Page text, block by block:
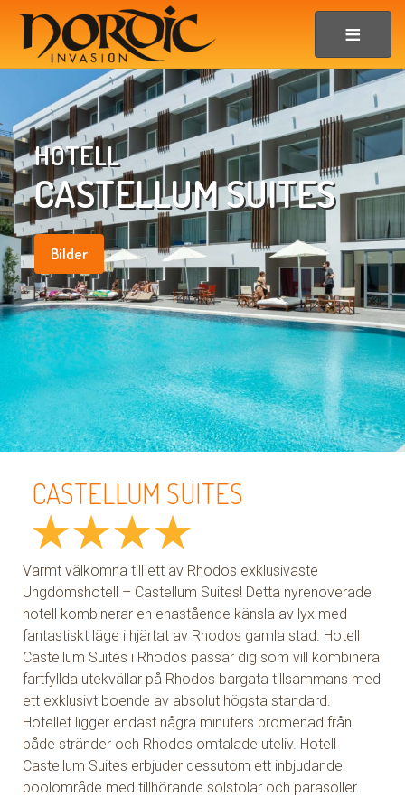
HOTELL
CASTELLUM SUITES
Bilder
CASTELLUM SUITES
★★★★
Varmt välkomna till ett av Rhodos exklusivaste
Ungdomshotell – Castellum Suites! Detta nyrenoverade
hotell kombinerar en enastående känsla av lyx med
fantastiskt läge i hjärtat av Rhodos gamla stad. Hotell
Castellum Suites i Rhodos passar dig som vill kombinera
fartfyllda utekvällar på Rhodos bargata tillsammans med
ett exklusivt boende av absolut högsta standard.
Hotellet ligger endast några minuters promenad från
både stränder och Rhodos omtalade uteliv. Hotell
Castellum Suites erbjuder dessutom ett inbjudande
poolområde med tillhörande solstolar och parasoller.